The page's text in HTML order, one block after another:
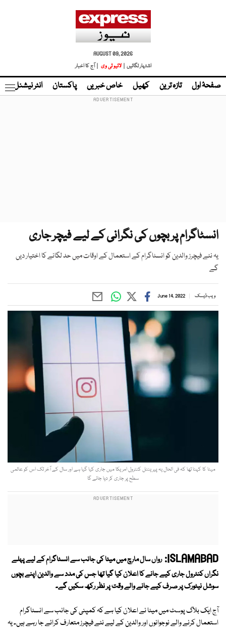
AUGUST 09, 2026
اشتہار لگائیں |
لائیو ٹی وی | آج کا اخبار
صفحۂ اول تازہ ترین کھیل خاص خبریں پاکستان انٹر نیشنل
انسٹاگرام پر بچوں کی نگرانی کے لیے فیچر جاری
یہ نئے فیچرز والدین کو انسٹاگرام کے استعمال کے اوقات میں حد لگانے کا اختیار دیں
گے
ویب ڈیسک June 14, 2022
میٹا کا کہنا تھا کہ فی الحال یہ پیرینٹل کنٹرول امریکا میں جاری کیا گیا ہے اور سال کے آخر تک اس کو عالمی
سطح پر جاری کر دیا جائے گا
ISLAMABAD: رواں سال مارچ میں میٹا کی جانب سے انسٹاگرام کے لیے پہلے
نگراں کنٹرول جاری کیے جانے کا اعلان کیا گیا تھا جس کی مدد سے والدین اپنے بچوں
سوشل نیٹورک پر صرف کیے جانے والے وقت پر نظر رکھ سکیں گے۔
آج ایک بلاگ پوسٹ میں میٹا نے اعلان کیا ہے کہ کمپنی کی جانب سے انسٹاگرام
استعمال کرنے والے نوجوانوں اور والدین کے لیے نئے فیچرز متعارف کرائے جا رہے ہیں۔ یہ